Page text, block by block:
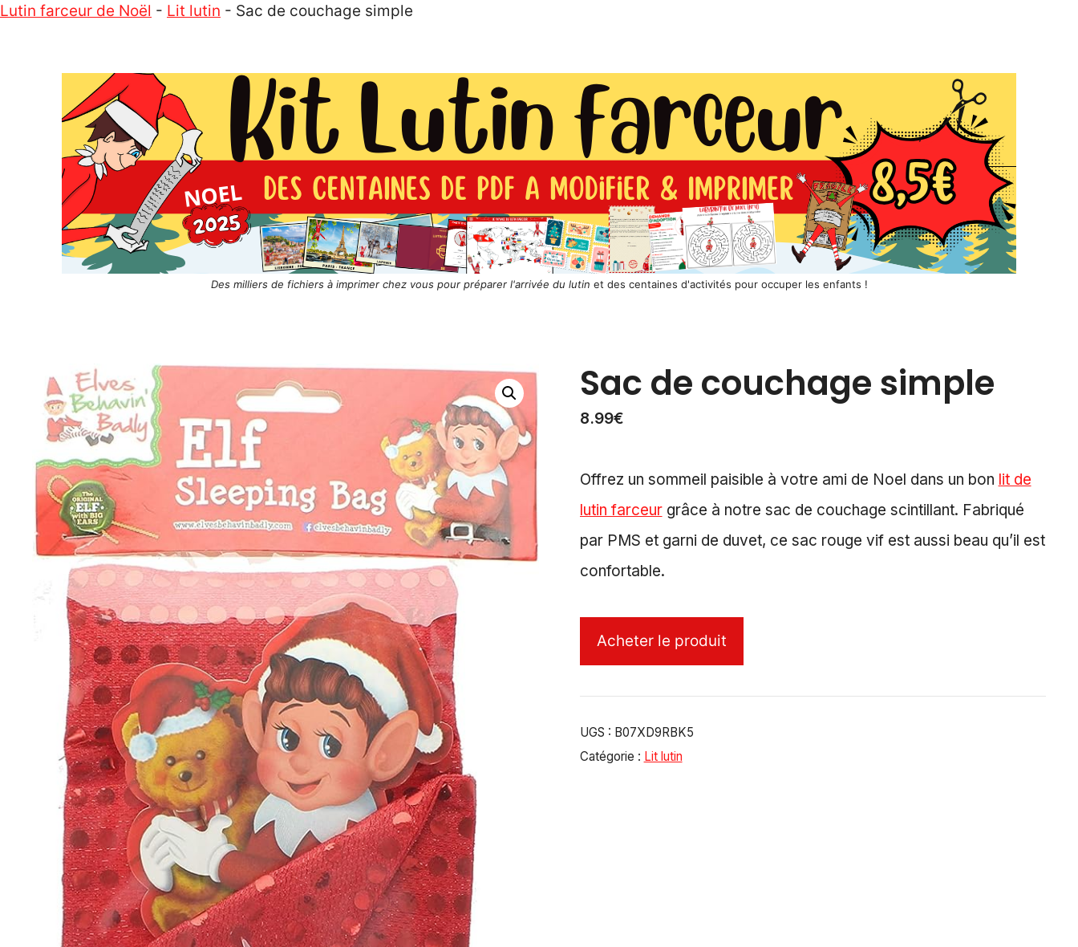
Lutin farceur de Noël - Lit lutin - Sac de couchage simple
Des milliers de fichiers à imprimer chez vous pour préparer l'arrivée du lutin et des centaines d'activités pour occuper les enfants !
Sac de couchage simple
8.99€
Offrez un sommeil paisible à votre ami de Noel dans un bon lit de
lutin farceurgrâce à notre sac de couchage scintillant. Fabriqué
par PMS et garni de duvet, ce sac rouge vif est aussi beau qu’il est
confortable.
Acheter le produit
UGS : B07XD9RBK5
Catégorie : Lit lutin